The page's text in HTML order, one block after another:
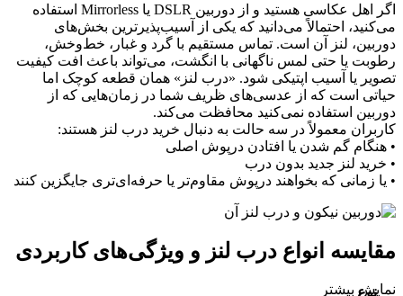
اگر اهل عکاسی هستید و از دوربین DSLR یا Mirrorless استفاده
می‌کنید، احتمالاً می‌دانید که یکی از آسیب‌پذیرترین بخش‌های
دوربین، لنز آن است. تماس مستقیم با گرد و غبار، خط‌وخش،
رطوبت یا حتی لمس ناگهانی با انگشت، می‌تواند باعث افت کیفیت
تصویر یا آسیب اپتیکی شود. «درب لنز» همان قطعه کوچک اما
حیاتی است که از عدسی‌های ظریف شما در زمان‌هایی که از
دوربین استفاده نمی‌کنید محافظت می‌کند.
کاربران معمولاً در سه حالت به دنبال خرید درب لنز هستند:
• هنگام گم شدن یا افتادن درپوش اصلی
• خرید لنز جدید بدون درب
• یا زمانی که بخواهند درپوش مقاوم‌تر یا حرفه‌ای‌تری جایگزین کنند
مقایسه انواع درب لنز و ویژگی‌های کاربردی
نوع
نمایش بیشتر